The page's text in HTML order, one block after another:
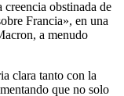
obstinada de
Francia», en una
a menudo
clara tanto con la
que no solo